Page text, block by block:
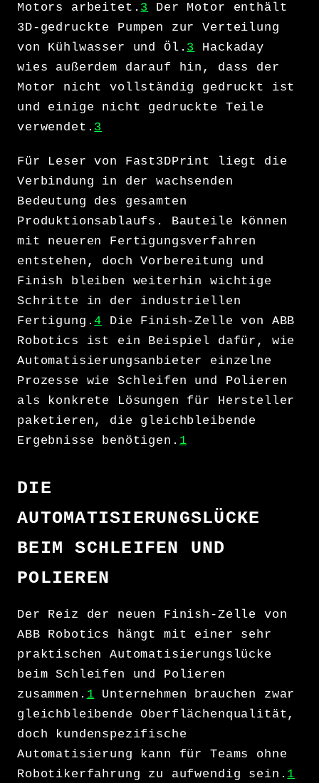
Motors arbeitet. 3
Der Motor enthält
3D-gedruckte Pumpen zur Verteilung
von Kühlwasser und Öl. 3
Hackaday
wies außerdem darauf hin, dass der
Motor nicht vollständig gedruckt ist
und einige nicht gedruckte Teile
verwendet. 3
Für Leser von Fast3DPrint liegt die
Verbindung in der wachsenden
Bedeutung des gesamten
Produktionsablaufs. Bauteile können
mit neueren Fertigungsverfahren
entstehen, doch Vorbereitung und
Finish bleiben weiterhin wichtige
Schritte in der industriellen
Fertigung.4 Die Finish-Zelle von ABB
Robotics ist ein Beispiel dafür, wie
Automatisierungsanbieter einzelne
Prozesse wie Schleifen und Polieren
als konkrete Lösungen für Hersteller
paketieren, die gleichbleibende
Ergebnisse benötigen. 1
DIE
AUTOMATISIERUNGSLÜCKE
BEIM SCHLEIFEN UND
POLIEREN
Der Reiz der neuen Finish-Zelle von
ABB Robotics hängt mit einer sehr
praktischen Automatisierungslücke
beim Schleifen und Polieren
zusammen. 1 Unternehmen brauchen zwar
gleichbleibende Oberflächenqualität,
doch kundenspezifische
Automatisierung kann für Teams ohne
Robotikerfahrung zu aufwendig sein. 1